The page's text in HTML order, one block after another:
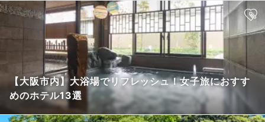
【大阪市内】大浴場でリフレッシュ！女子旅におすす
めのホテル13選